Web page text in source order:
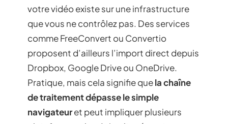
votre vidéo existe sur une infrastructure
que vous ne contrôlez pas. Des services
comme FreeConvert ou Convertio
proposent d’ailleurs l’import direct depuis
Dropbox, Google Drive ou OneDrive.
Pratique, mais cela signifie quela chaîne
de traitement dépasse le simple
navigateuret peut impliquer plusieurs